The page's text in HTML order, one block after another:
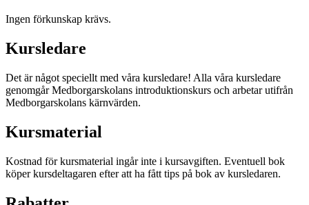
Ingen förkunskap krävs.
Kursledare
Det är något speciellt med våra kursledare! Alla våra kursledare
genomgår Medborgarskolans introduktionskurs och arbetar utifrån
Medborgarskolans kärnvärden.
Kursmaterial
Kostnad för kursmaterial ingår inte i kursavgiften. Eventuell bok
köper kursdeltagaren efter att ha fått tips på bok av kursledaren.